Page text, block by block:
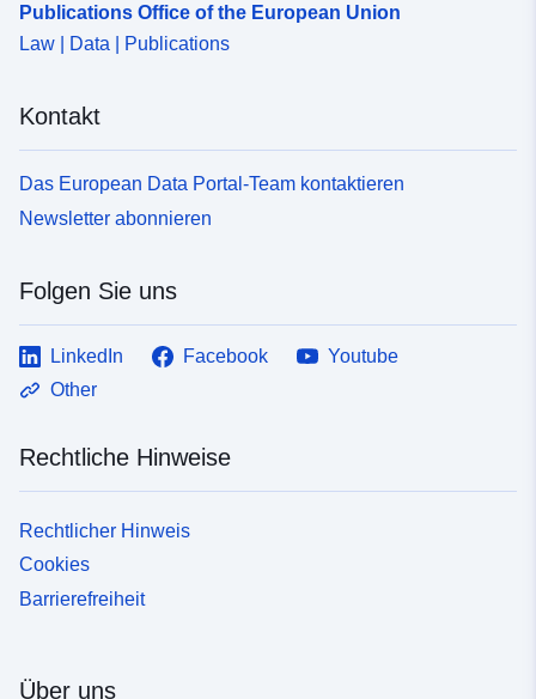
Publications Office of the European Union
Law | Data | Publications
Kontakt
Das European Data Portal-Team kontaktieren
Newsletter abonnieren
Folgen Sie uns
LinkedIn Facebook
Youtube
Other
Rechtliche Hinweise
Rechtlicher Hinweis
Cookies
Barrierefreiheit
Über uns